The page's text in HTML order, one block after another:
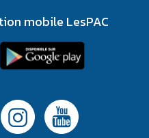
mobile LesPAC